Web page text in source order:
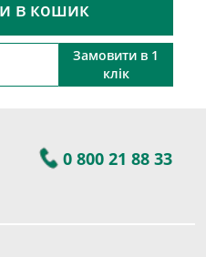
в кошик
Замовити в 1
клік
0 800 21 88 33